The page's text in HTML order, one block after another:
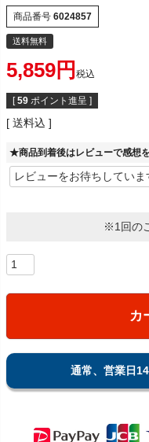
商品番号 6024857
送料無料
5,859 税込
[ 59 ポイント進呈 ]
送料込
★商品到着後はレビューで感想
※1回の
カ
通常、営業日